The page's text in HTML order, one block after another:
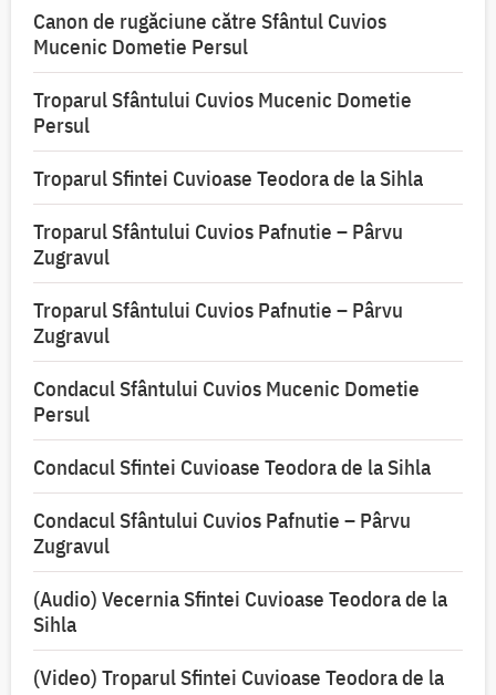
Canon de rugăciune către Sfântul Cuvios
Mucenic Dometie Persul
Troparul Sfântului Cuvios Mucenic Dometie
Persul
Troparul Sfintei Cuvioase Teodora de la Sihla
Troparul Sfântului Cuvios Pafnutie – Pârvu
Zugravul
Troparul Sfântului Cuvios Pafnutie – Pârvu
Zugravul
Condacul Sfântului Cuvios Mucenic Dometie
Persul
Condacul Sfintei Cuvioase Teodora de la Sihla
Condacul Sfântului Cuvios Pafnutie – Pârvu
Zugravul
(Audio) Vecernia Sfintei Cuvioase Teodora de la
Sihla
(Video) Troparul Sfintei Cuvioase Teodora de la